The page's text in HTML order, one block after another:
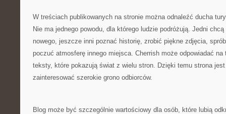
W treściach publikowanych na stronie można odnaleźć ducha
Nie ma jednego powodu, dla którego ludzie podróżują. Jedni
nowego, jeszcze inni poznać historię, zrobić piękne zdjęcia,
poczuć atmosferę innego miejsca. Cherrish może odpowiadać na
teksty, które pokazują świat z wielu stron. Dzięki temu strona
zainteresować szerokie grono odbiorców.
Blog może być szczególnie wartościowy dla osób, które lubią